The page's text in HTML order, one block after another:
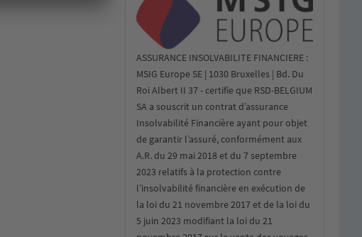
ASSURANCE INSOLVABILITE FINANCIERE :
MSIG Europe SE | 1030 Bruxelles | Bd. Du
Roi Albert II 37 - certifie que RSD-BELGIUM
SA a souscrit un contrat d’assurance
Insolvabilité Financière ayant pour objet
de garantir l’assuré, conformément aux
A.R. du 29 mai 2018 et du 7 septembre
2023 relatifs à la protection contre
l’insolvabilité financière en exécution de
la loi du 21 novembre 2017 et de la loi du
5 juin 2023 modifiant la loi du 21